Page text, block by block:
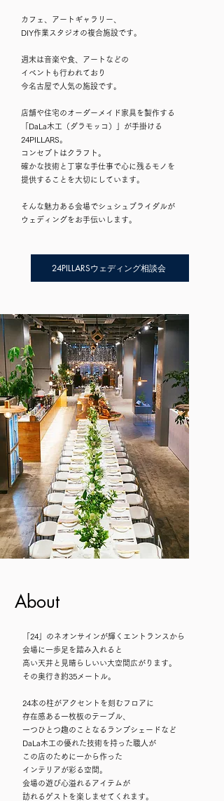
カフェ、アートギャラリー、
DIY作業スタジオの複合施設です。
週末は音楽や食、アートなどの
イベントも行われており
今名古屋で人気の施設です。
店舗や住宅のオーダーメイド家具を製作する
「DaLa木工（ダラモッコ）」が手掛ける
24PILLARS。
コンセプトはクラフト。
確かな技術と丁寧な手仕事で心に残るモノを
提供することを大切にしています。
そんな魅力ある会場でシュシュブライダルが
ウェディングをお手伝いします。
24PILLARSウェディング相談会
About
「24」のネオンサインが輝くエントランスから
会場に一歩足を踏み入れると
高い天井と見晴らしいい大空間広がります。
その奥行き約35メートル。
24本の柱がアクセントを刻むフロアに
存在感ある一枚板のテーブル、
一つひとつ趣のことなるランプシェードなど
DaLa木工の優れた技術を持った職人が
この店のために一から作った
インテリアが彩る空間。
会場の遊び心溢れるアイテムが
訪れるゲストを楽しませてくれます。